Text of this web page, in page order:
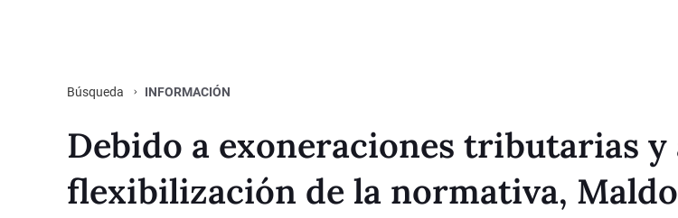
Búsqueda INFORMACIÓN
Debido a exoneraciones tributarias y
flexibilización de la normativa,